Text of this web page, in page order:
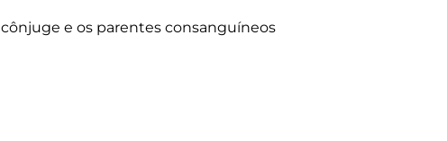
cônjuge e os parentes consanguíneos